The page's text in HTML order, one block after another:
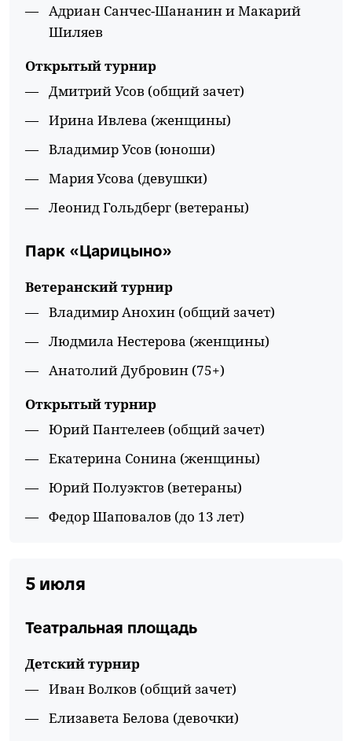
Адриан Санчес-Шананин и Макарий
Шиляев
Открытый турнир
Дмитрий Усов (общий зачет)
Ирина Ивлева (женщины)
Владимир Усов (юноши)
Мария Усова (девушки)
Леонид Гольдберг (ветераны)
Парк «Царицыно»
Ветеранский турнир
Владимир Анохин (общий зачет)
Людмила Нестерова (женщины)
Анатолий Дубровин (75+)
Открытый турнир
Юрий Пантелеев (общий зачет)
Екатерина Сонина (женщины)
Юрий Полуэктов (ветераны)
Федор Шаповалов (до 13 лет)
5 июля
Театральная площадь
Детский турнир
Иван Волков (общий зачет)
Елизавета Белова (девочки)